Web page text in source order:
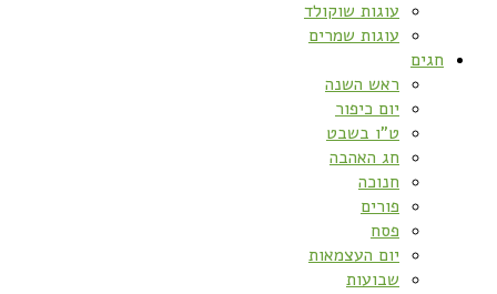
עוגות שוקולד
עוגות שמרים
חגים
ראש השנה
יום כיפור
ט”ו בשבט
חג האהבה
חנוכה
פורים
פסח
יום העצמאות
שבועות